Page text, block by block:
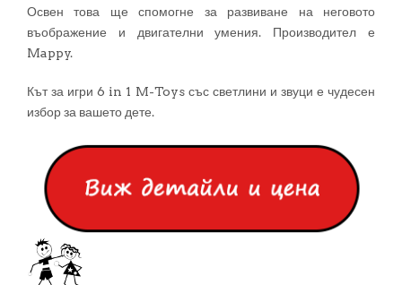
Освен това ще спомогне за развиване на неговото
въображение и двигателни умения. Производител е
Mappy.
Кът за игри 6 in 1 M-Toys със светлини и звуци е чудесен
избор за вашето дете.